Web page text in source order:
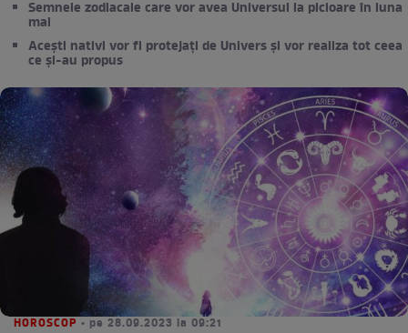
Semnele zodiacale care vor avea Universul la picioare în luna
mai
Acești nativi vor fi protejați de Univers și vor realiza tot ceea
ce și-au propus
HOROSCOP • pe 28.09.2023 la 09:21